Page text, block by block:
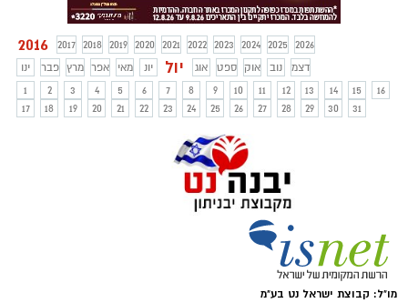
2016 2017 2018 2019 2020 2021 2022 2023 2024 2025
2026
ינו
פבר מרץ אפר מאי יונ יול אוג ספט אוק נוב
דצמ
1
2 3 4 5 6 7 8 9 10 11 12 13 14 15
16
17
18 19 20 21 22 23 24 25 26 27 28 29 30 31
מו"ל: קבוצת ישראל נט בע"מ